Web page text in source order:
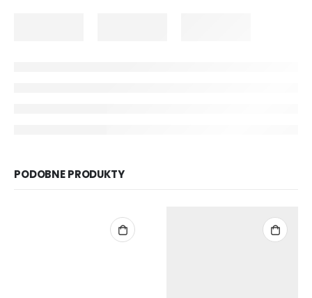
PODOBNE PRODUKTY